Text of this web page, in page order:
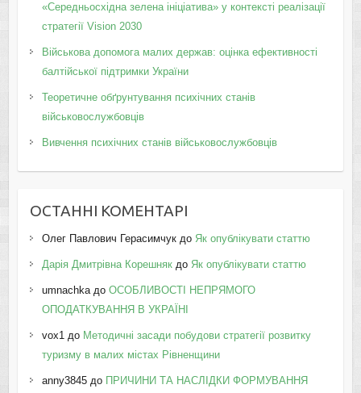
«Середньосхідна зелена ініціатива» у контексті реалізації
стратегії Vision 2030
Військова допомога малих держав: оцінка ефективності
балтійської підтримки України
Теоретичне обґрунтування психічних станів
військовослужбовців
Вивчення психічних станів військовослужбовців
ОСТАННІ КОМЕНТАРІ
Олег Павлович Герасимчукдо Як опублікувати статтю
Дарія Дмитрівна Корешнякдо Як опублікувати статтю
umnachkaдо ОСОБЛИВОСТІ НЕПРЯМОГО
ОПОДАТКУВАННЯ В УКРАЇНІ
vox1до Методичні засади побудови стратегії розвитку
туризму в малих містах Рівненщини
anny3845до ПРИЧИНИ ТА НАСЛІДКИ ФОРМУВАННЯ